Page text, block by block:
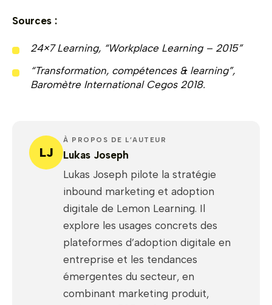
Sources :
24×7 Learning, “Workplace Learning – 2015”
“Transformation, compétences & learning”,
Baromètre International Cegos 2018.
LJ
À PROPOS DE L’AUTEUR
Lukas Joseph
Lukas Joseph pilote la stratégie
inbound marketing et adoption
digitale de Lemon Learning. Il
explore les usages concrets des
plateformes d’adoption digitale en
entreprise et les tendances
émergentes du secteur, en
combinant marketing produit,